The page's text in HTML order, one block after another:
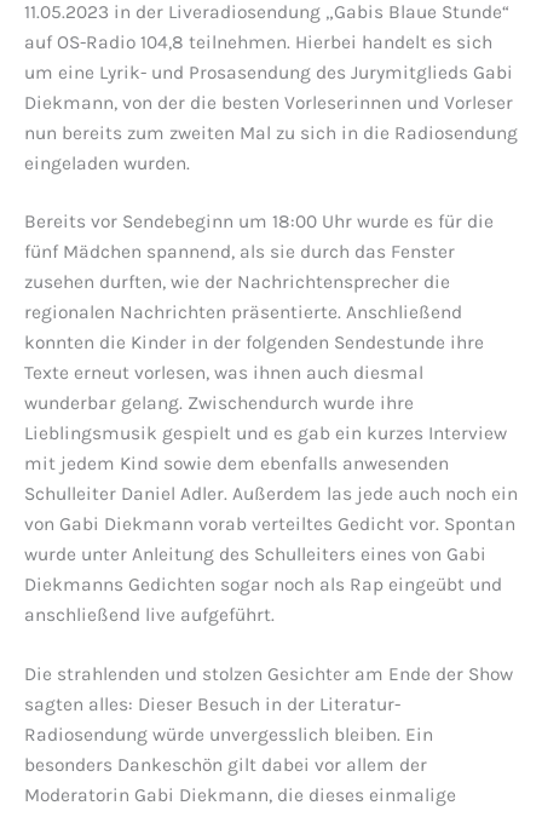
11.05.2023 in der Liveradiosendung „Gabis Blaue Stunde“
auf OS-Radio 104,8 teilnehmen. Hierbei handelt es sich
um eine Lyrik- und Prosasendung des Jurymitglieds Gabi
Diekmann, von der die besten Vorleserinnen und Vorleser
nun bereits zum zweiten Mal zu sich in die Radiosendung
eingeladen wurden.
Bereits vor Sendebeginn um 18:00 Uhr wurde es für die
fünf Mädchen spannend, als sie durch das Fenster
zusehen durften, wie der Nachrichtensprecher die
regionalen Nachrichten präsentierte. Anschließend
konnten die Kinder in der folgenden Sendestunde ihre
Texte erneut vorlesen, was ihnen auch diesmal
wunderbar gelang. Zwischendurch wurde ihre
Lieblingsmusik gespielt und es gab ein kurzes Interview
mit jedem Kind sowie dem ebenfalls anwesenden
Schulleiter Daniel Adler. Außerdem las jede auch noch ein
von Gabi Diekmann vorab verteiltes Gedicht vor. Spontan
wurde unter Anleitung des Schulleiters eines von Gabi
Diekmanns Gedichten sogar noch als Rap eingeübt und
anschließend live aufgeführt.
Die strahlenden und stolzen Gesichter am Ende der Show
sagten alles: Dieser Besuch in der Literatur-
Radiosendung würde unvergesslich bleiben. Ein
besonders Dankeschön gilt dabei vor allem der
Moderatorin Gabi Diekmann, die dieses einmalige